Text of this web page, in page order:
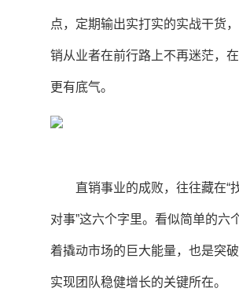
点，定期输出实打实的实战干货
销从业者在前行路上不再迷茫，
更有底气。
直销事业的成败，往往藏在“
对事”这六个字里。看似简单的六
着撬动市场的巨大能量，也是突破
实现团队稳健增长的关键所在。